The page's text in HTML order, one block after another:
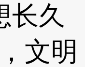
长久
文明